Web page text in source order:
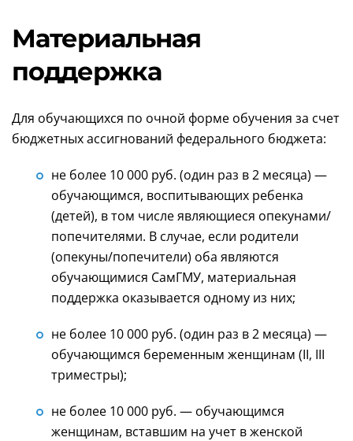
Материальная
поддержка
Для обучающихся по очной форме обучения за счет
бюджетных ассигнований федерального бюджета:
не более 10 000 руб. (один раз в 2 месяца) —
обучающимся, воспитывающих ребенка
(детей), в том числе являющиеся опекунами/
попечителями. В случае, если родители
(опекуны/попечители) оба являются
обучающимися СамГМУ, материальная
поддержка оказывается одному из них;
не более 10 000 руб. (один раз в 2 месяца) —
обучающимся беременным женщинам (II, III
триместры);
не более 10 000 руб. — обучающимся
женщинам, вставшим на учет в женской